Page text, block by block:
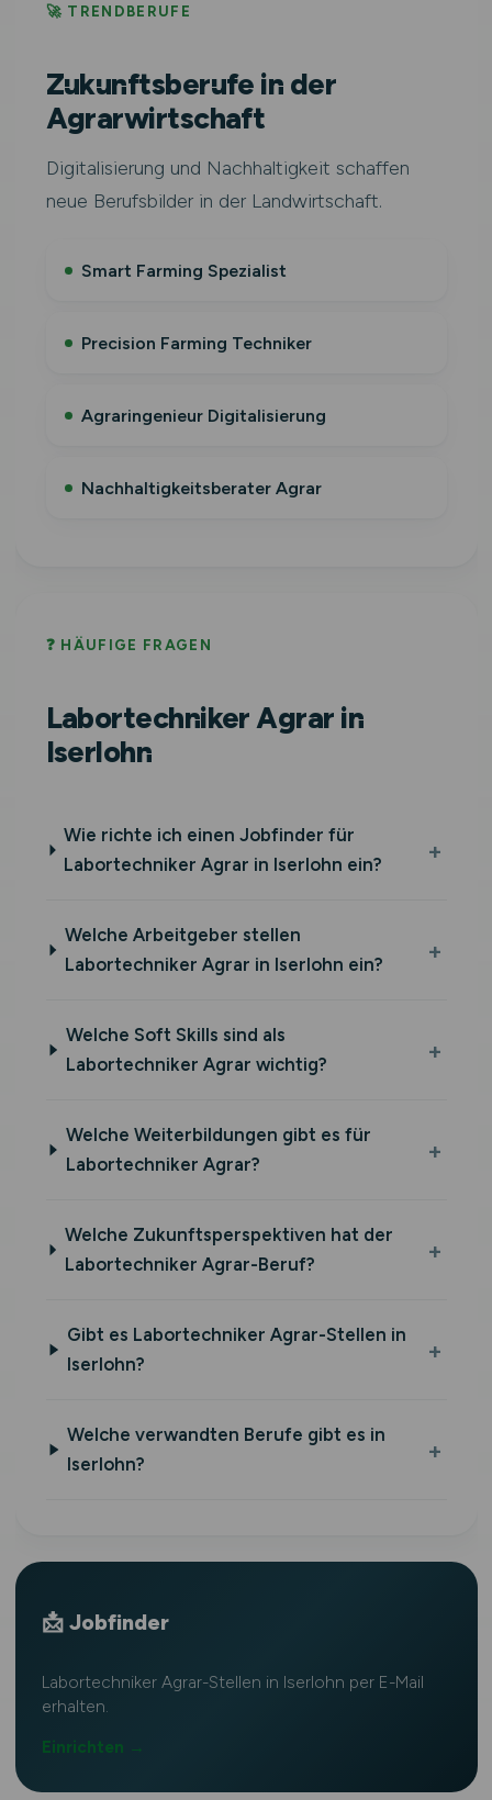
🚀 TRENDBERUFE
Zukunftsberufe in der
Agrarwirtschaft
Digitalisierung und Nachhaltigkeit schaffen
neue Berufsbilder in der Landwirtschaft.
Smart Farming Spezialist
Precision Farming Techniker
Agraringenieur Digitalisierung
Nachhaltigkeitsberater Agrar
❓ HÄUFIGE FRAGEN
Labortechniker Agrar in
Iserlohn
Wie richte ich einen Jobfinder für
Labortechniker Agrar in Iserlohn ein?
Welche Arbeitgeber stellen
Labortechniker Agrar in Iserlohn ein?
Welche Soft Skills sind als
Labortechniker Agrar wichtig?
Welche Weiterbildungen gibt es für
Labortechniker Agrar?
Welche Zukunftsperspektiven hat der
Labortechniker Agrar-Beruf?
Gibt es Labortechniker Agrar-Stellen in
Iserlohn?
Welche verwandten Berufe gibt es in
Iserlohn?
📩 Jobfinder
Labortechniker Agrar-Stellen in Iserlohn per E-Mail
erhalten.
Einrichten →